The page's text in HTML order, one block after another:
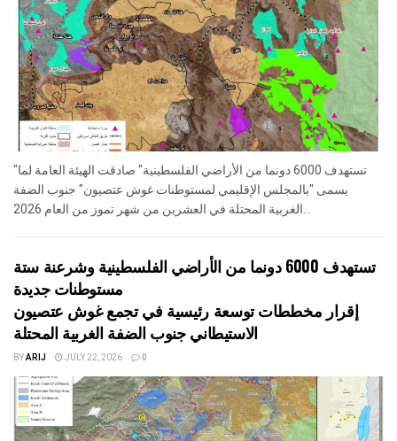
"تستهدف 6000 دونما من الأراضي الفلسطينية" صادقت الهيئة العامة لما
يسمى "بالمجلس الإقليمي لمستوطنات غوش عتصيون" جنوب الضفة
تستهدف 6000 دونما من الأراضي الفلسطينية وشرعنة ستة
مستوطنات جديدة
إقرار مخططات توسعة رئيسية في تجمع غوش عتصيون
الاستيطاني جنوب الضفة الغربية المحتلة
BYARIJ JULY 22, 2026 0